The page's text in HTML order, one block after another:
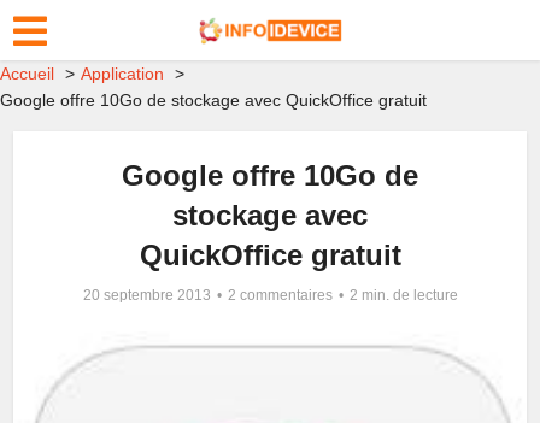
Accueil
Application
Google offre 10Go de stockage avec QuickOffice gratuit
Google offre 10Go de
stockage avec
QuickOffice gratuit
20 septembre 2013 2 commentaires 2 min. de lecture